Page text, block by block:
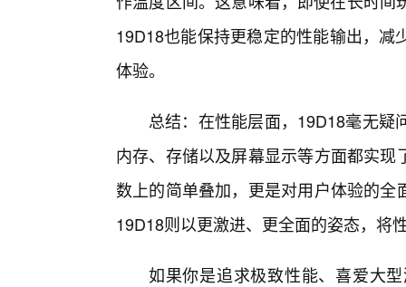
19D18也能保持更稳定的性能输出，
体验。
总结：在性能层面，19D18毫无疑
内存、存储以及屏幕显示等方面都实
数上的简单叠加，更是对用户体验的
19D18则以更激进、更全面的姿态，将
如果你是追求极致性能、喜爱大